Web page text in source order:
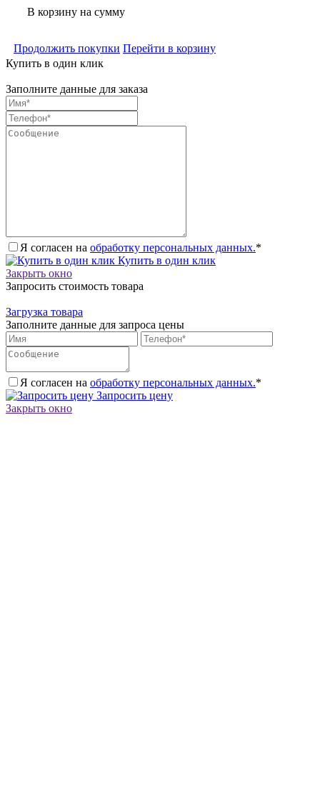
В корзину на сумму
Продолжить покупки Перейти в корзину
Купить в один клик
Заполните данные для заказа
Я согласен на обработку персональных данных.*
Купить в один клик
Закрыть окно
Запросить стоимость товара
Загрузка товара
Заполните данные для запроса цены
Я согласен на обработку персональных данных.*
Запросить цену
Закрыть окно